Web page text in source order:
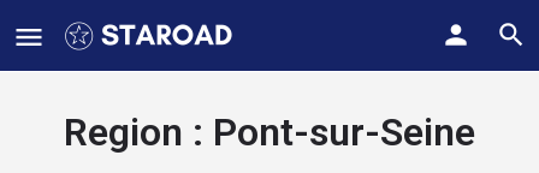
Region : Pont-sur-Seine